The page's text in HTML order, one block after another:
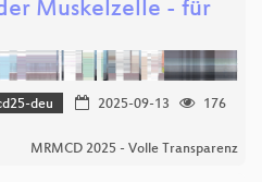
Muskelzelle - für
deu 2025-09-13
176
MRMCD 2025 - Volle Transparenz